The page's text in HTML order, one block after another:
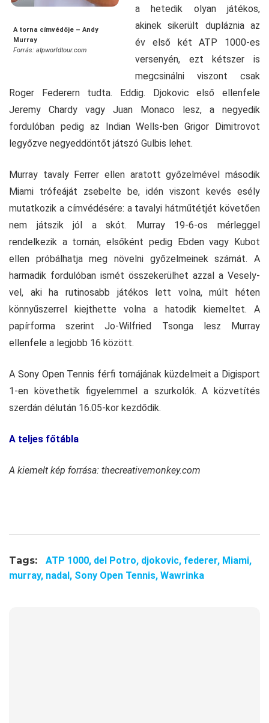
A torna címvédője – Andy
Murray
Forrás: atpworldtour.com
a hetedik olyan játékos,
akinek sikerült dupláznia az
év első két ATP 1000-es
versenyén, ezt kétszer is
megcsinálni viszont csak
Roger Federern tudta. Eddig. Djokovic első ellenfele
Jeremy Chardy vagy Juan Monaco lesz, a negyedik
fordulóban pedig az Indian Wells-ben Grigor Dimitrovot
legyőzve negyeddöntőt játszó Gulbis lehet.
Murray tavaly Ferrer ellen aratott győzelmével második
Miami trófeáját zsebelte be, idén viszont kevés esély
mutatkozik a címvédésére: a tavalyi hátműtétjét követően
nem játszik jól a skót. Murray 19-6-os mérleggel
rendelkezik a tornán, elsőként pedig Ebden vagy Kubot
ellen próbálhatja meg növelni győzelmeinek számát. A
harmadik fordulóban ismét összekerülhet azzal a Vesely-
vel, aki ha rutinosabb játékos lett volna, múlt héten
könnyűszerrel kiejthette volna a hatodik kiemeltet. A
papírforma szerint Jo-Wilfried Tsonga lesz Murray
ellenfele a legjobb 16 között.
A Sony Open Tennis férfi tornájának küzdelmeit a Digisport
1-en követhetik figyelemmel a szurkolók. A közvetítés
szerdán délután 16.05-kor kezdődik.
A teljes főtábla
A kiemelt kép forrása: thecreativemonkey.com
Tags: ATP 1000, del Potro, djokovic, federer, Miami,
murray, nadal, Sony Open Tennis, Wawrinka